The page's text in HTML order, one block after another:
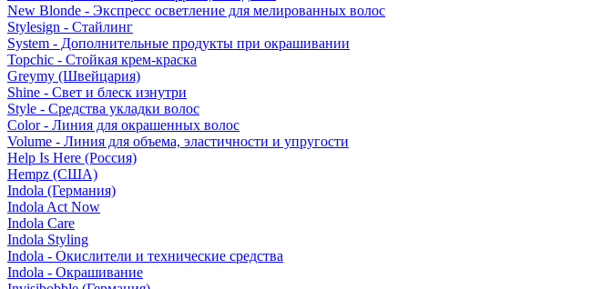
New Blonde - Экспресс осветление для мелированных волос
Stylesign - Стайлинг
System - Дополнительные продукты при окрашивании
Topchic - Стойкая крем-краска
Greymy (Швейцария)
Shine - Свет и блеск изнутри
Style - Средства укладки волос
Color - Линия для окрашенных волос
Volume - Линия для объема, эластичности и упругости
Help Is Here (Россия)
Hempz (США)
Indola (Германия)
Indola Act Now
Indola Care
Indola Styling
Indola - Окислители и технические средства
Indola - Окрашивание